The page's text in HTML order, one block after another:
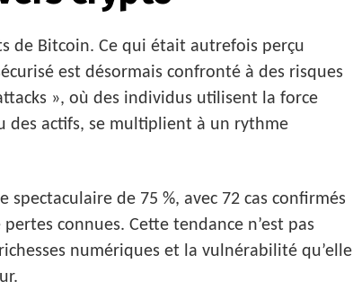
de Bitcoin. Ce qui était autrefois perçu
est désormais confronté à des risques
», où des individus utilisent la force
des actifs, se multiplient à un rythme
spectaculaire de 75 %, avec 72 cas confirmés
connues. Cette tendance n’est pas
numériques et la vulnérabilité qu’elle